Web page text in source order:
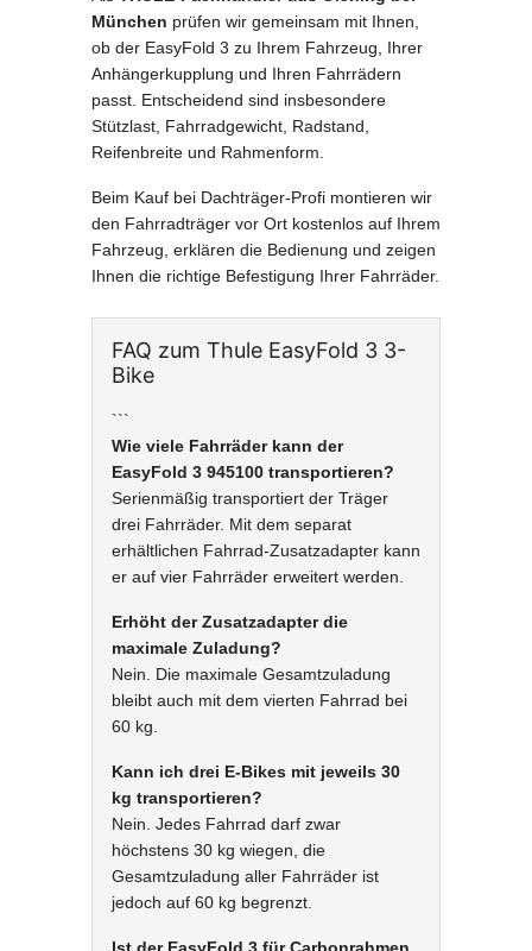
München prüfen wir gemeinsam mit Ihnen,
ob der EasyFold 3 zu Ihrem Fahrzeug, Ihrer
Anhängerkupplung und Ihren Fahrrädern
passt. Entscheidend sind insbesondere
Stützlast, Fahrradgewicht, Radstand,
Reifenbreite und Rahmenform.
Beim Kauf bei Dachträger-Profi montieren wir
den Fahrradträger vor Ort kostenlos auf Ihrem
Fahrzeug, erklären die Bedienung und zeigen
Ihnen die richtige Befestigung Ihrer Fahrräder.
FAQ zum Thule EasyFold 3 3-
Bike
```
Wie viele Fahrräder kann der
EasyFold 3 945100 transportieren?
Serienmäßig transportiert der Träger
drei Fahrräder. Mit dem separat
erhältlichen Fahrrad-Zusatzadapter kann
er auf vier Fahrräder erweitert werden.
Erhöht der Zusatzadapter die
maximale Zuladung?
Nein. Die maximale Gesamtzuladung
bleibt auch mit dem vierten Fahrrad bei
60 kg.
Kann ich drei E-Bikes mit jeweils 30
kg transportieren?
Nein. Jedes Fahrrad darf zwar
höchstens 30 kg wiegen, die
Gesamtzuladung aller Fahrräder ist
jedoch auf 60 kg begrenzt.